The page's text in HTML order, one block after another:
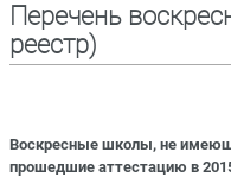
Перечень
реестр)
Воскресные школы, не
прошедшие аттестацию в